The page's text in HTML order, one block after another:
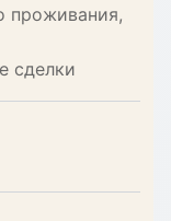
проживания,
сделки